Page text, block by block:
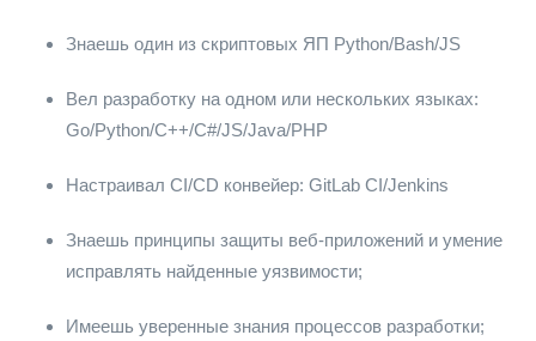
Знаешь один из скриптовых ЯП Python/Bash/JS
Вел разработку на одном или нескольких языках:
Go/Python/C++/C#/JS/Java/PHP
Настраивал CI/CD конвейер: GitLab CI/Jenkins
Знаешь принципы защиты веб-приложений и умение
исправлять найденные уязвимости;
Имеешь уверенные знания процессов разработки;